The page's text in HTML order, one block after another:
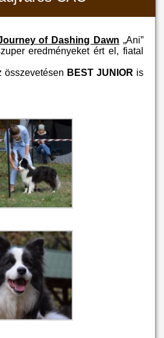
of Dashing Dawn „Ani”
eredményeket ért el, fiatal
összevetésen BEST JUNIOR is